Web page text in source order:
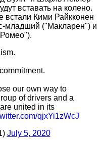
вставать на колено.
встали Кими Райкконен
младший ("Макларен") и
our own way to
of drivers and a
united in its
qjxYi1zWcJ
July 5, 2020